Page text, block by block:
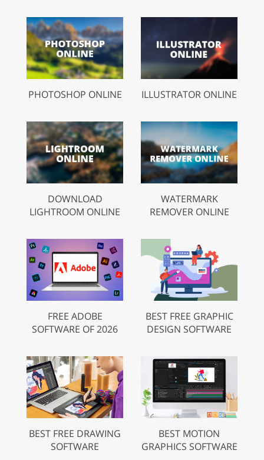
PHOTOSHOP ONLINE ILLUSTRATOR ONLINE
DOWNLOAD
LIGHTROOM ONLINE
WATERMARK
REMOVER ONLINE
FREE ADOBE
SOFTWARE OF 2026
BEST FREE GRAPHIC
DESIGN SOFTWARE
BEST FREE DRAWING
SOFTWARE
BEST MOTION
GRAPHICS SOFTWARE